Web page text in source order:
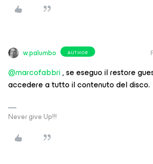
w.palumbo AUTHOR
@marcofabbri, se eseguo il restore
accedere a tutto il contenuto del disco.
Never give Up!!!